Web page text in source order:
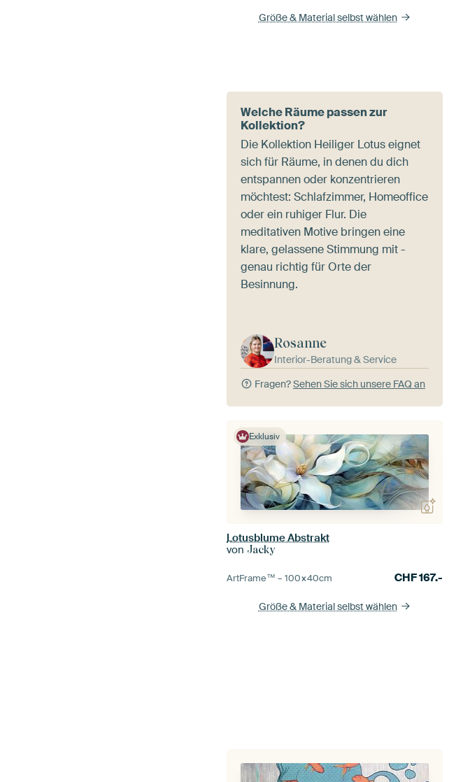
Größe & Material selbst wählen
Welche Räume passen zur
Kollektion?
Die Kollektion Heiliger Lotus eignet
sich für Räume, in denen du dich
entspannen oder konzentrieren
möchtest: Schlafzimmer, Homeoffice
oder ein ruhiger Flur. Die
meditativen Motive bringen eine
klare, gelassene Stimmung mit -
genau richtig für Orte der
Besinnung.
Rosanne
Interior-Beratung & Service
Fragen?Sehen Sie sich unsere FAQ an
Exklusiv
Lotusblume Abstrakt
von Jacky
ArtFrame™ –100×40cm CHF167.-
Größe & Material selbst wählen